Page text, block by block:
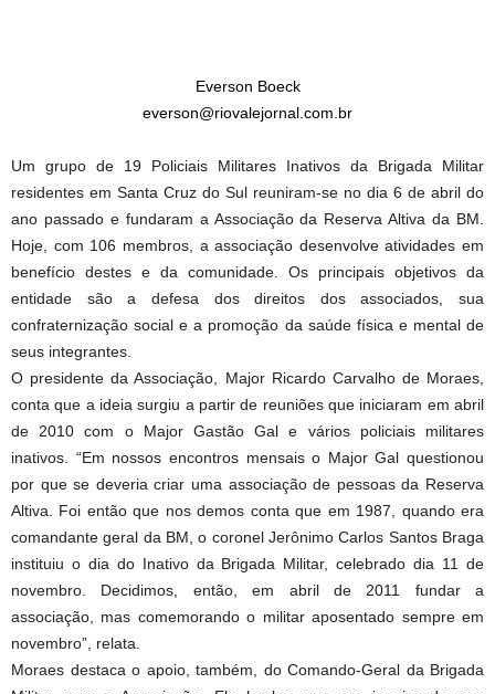
Everson Boeck
everson@riovalejornal.com.br
Um grupo de 19 Policiais Militares Inativos da Brigada Militar
residentes em Santa Cruz do Sul reuniram-se no dia 6 de abril do
ano passado e fundaram a Associação da Reserva Altiva da BM.
Hoje, com 106 membros, a associação desenvolve atividades em
benefício destes e da comunidade. Os principais objetivos da
entidade são a defesa dos direitos dos associados, sua
confraternização social e a promoção da saúde física e mental de
seus integrantes.
O presidente da Associação, Major Ricardo Carvalho de Moraes,
conta que a ideia surgiu a partir de reuniões que iniciaram em abril
de 2010 com o Major Gastão Gal e vários policiais militares
inativos. “Em nossos encontros mensais o Major Gal questionou
por que se deveria criar uma associação de pessoas da Reserva
Altiva. Foi então que nos demos conta que em 1987, quando era
comandante geral da BM, o coronel Jerônimo Carlos Santos Braga
instituiu o dia do Inativo da Brigada Militar, celebrado dia 11 de
novembro. Decidimos, então, em abril de 2011 fundar a
associação, mas comemorando o militar aposentado sempre em
novembro”, relata.
Moraes destaca o apoio, também, do Comando-Geral da Brigada